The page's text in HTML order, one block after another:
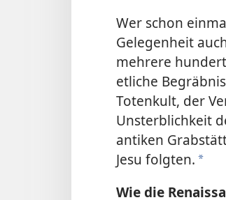
Wer schon
Gelegenheit
mehrere
etliche
Totenkult, der
Unsterblichkeit
antiken
Jesu folgten. *
Wie die